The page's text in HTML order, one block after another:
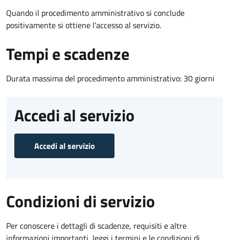
Quando il procedimento amministrativo si conclude
positivamente si ottiene l'accesso al servizio.
Tempi e scadenze
Durata massima del procedimento amministrativo: 30 giorni
Accedi al servizio
Accedi al servizio
Condizioni di servizio
Per conoscere i dettagli di scadenze, requisiti e altre